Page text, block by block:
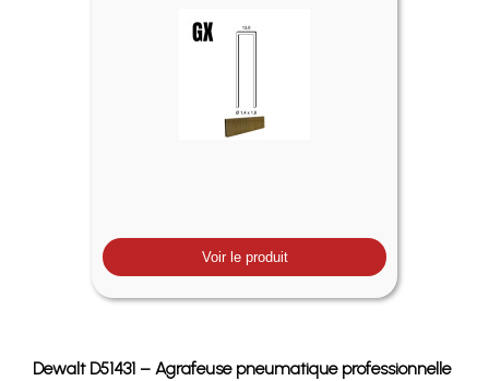
Voir le produit
Dewalt D51431 – Agrafeuse pneumatique professionnelle